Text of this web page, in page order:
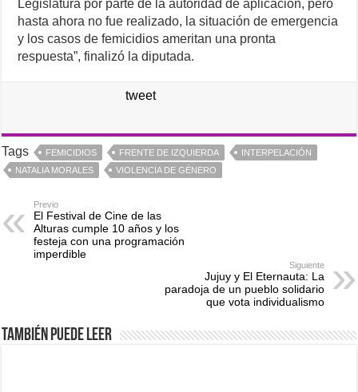
Legislatura por parte de la autoridad de aplicación, pero
hasta ahora no fue realizado, la situación de emergencia
y los casos de femicidios ameritan una pronta
respuesta”, finalizó la diputada.
tweet
Tags FEMICIDIOS FRENTE DE IZQUIERDA
INTERPELACIÓN
NATALIA MORALES
VIOLENCIA DE GÉNERO
Previo
El Festival de Cine de las
Alturas cumple 10 años y los
festeja con una programación
imperdible
Siguiente
Jujuy y El Eternauta: La
paradoja de un pueblo solidario
que vota individualismo
También puede leer